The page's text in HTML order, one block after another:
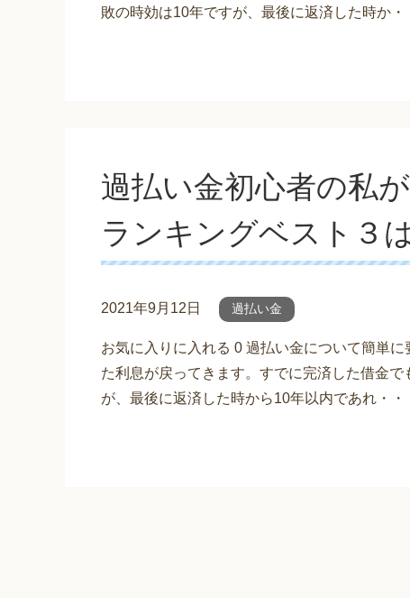
敗の時効は10年ですが、最後に返済した時か・
過払い金初心者の私
ランキングベスト３
2021年9月12日 過払い金
お気に入りに入れる 0 過払い金について簡単
た利息が戻ってきます。すでに完済した借金
が、最後に返済した時から10年以内であれ・・